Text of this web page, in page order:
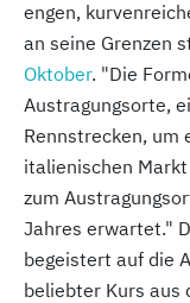
engen,
an seine Grenzen
Oktober. "Die
Austragungsorte,
Rennstrecken, um
italienischen
zum
Jahres erwartet."
begeistert auf die
beliebter Kurs aus